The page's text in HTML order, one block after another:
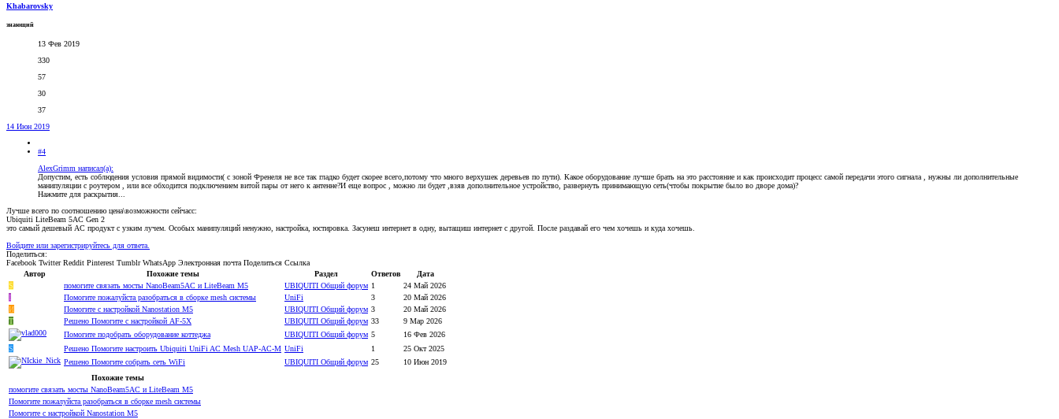
Khabarovsky
знающий
13 Фев 2019
330
57
30
37
14 Июн 2019
#4
AlexGrimm написал(а):
Допустим, есть соблюдения условия прямой видимости( с зоной Френеля не все так гладко будет скорее всего,потому что много верхушек деревьев по пути). Какое оборудование лучше брать на это расстояние и как происходит процесс самой передачи этого сигнала , нужны ли дополнительные
манипуляции с роутером , или все обходится подключением витой пары от него к антенне?И еще вопрос , можно ли будет ,взяв дополнительное устройство, развернуть принимающую сеть(чтобы покрытие было во дворе дома)?
Нажмите для раскрытия...
Лучше всего по соотношению цена\возможности сейчасc:
Ubiquiti LiteBeam 5AC Gen 2
это самый дешевый АС продукт с узким лучем. Особых манипуляций ненужно, настройка, юстировка. Засунеш интернет в одну, вытащиш интернет с другой. После раздавай его чем хочешь и куда хочешь.
Войдите или зарегистрируйтесь для ответа.
Поделиться:
Facebook Twitter Reddit Pinterest Tumblr WhatsApp Электронная почта Поделиться Ссылка
Автор
Похожие темы Раздел Ответов
Дата
S
помогите связать мосты NanoBeam5AC и LiteBeam M5 UBIQUITI Общий форум 1
24 Май 2026
I
Помогите пожалуйста разобраться в сборке mesh системы UniFi 3
20 Май 2026
И
Помогите с настройкой Nanostation M5 UBIQUITI Общий форум 3
20 Май 2026
T
Решено Помогите с настройкой AF-5X UBIQUITI Общий форум 33
9 Мар 2026
Помогите подобрать оборудование коттеджа
UBIQUITI Общий форум 5
16 Фев 2026
S
Решено Помогите настроить Ubiquiti UniFi AC Mesh UAP-AC-M UniFi 1
25 Окт 2025
Решено Помогите собрать сеть WiFi UBIQUITI Общий форум 25
10 Июн 2019
Похожие темы
помогите связать мосты NanoBeam5AC и LiteBeam M5
Помогите пожалуйста разобраться в сборке mesh системы
Помогите с настройкой Nanostation M5